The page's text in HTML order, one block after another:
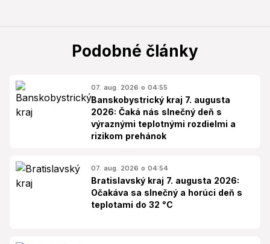
Podobné články
07. aug. 2026 o 04:55
Banskobystrický kraj 7. augusta
2026: Čaká nás slnečný deň s
výraznými teplotnými rozdielmi a
rizikom prehánok
07. aug. 2026 o 04:54
Bratislavský kraj 7. augusta 2026:
Očakáva sa slnečný a horúci deň s
teplotami do 32 °C